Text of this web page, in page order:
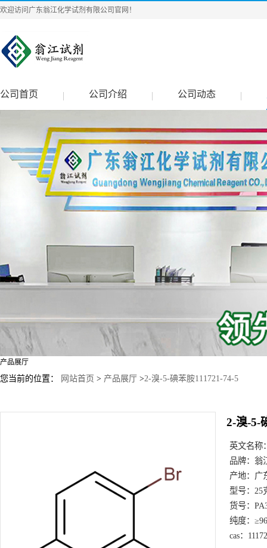
欢迎访问广东翁江化学试剂有限公司官网！
公司首页 公司介绍 公司动态
产品展厅
您当前的位置： 网站首页 > 产品展厅 >2-溴-5-碘苯胺111721-74-5
2-溴-5-
英文名称
品牌： 翁
产地： 广
型号： 25
货号：
纯度：
cas：